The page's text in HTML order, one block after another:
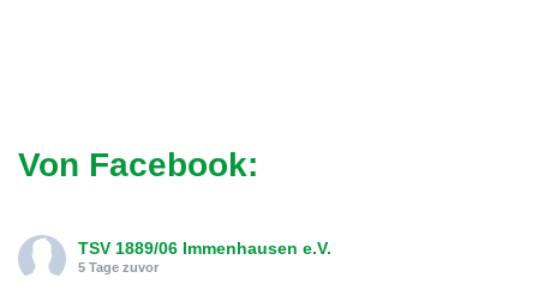
Von Facebook:
TSV 1889/06 Immenhausen e.V.
5 Tage zuvor